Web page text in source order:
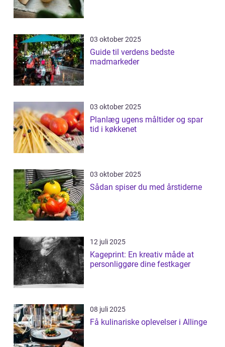
03 oktober 2025
Guide til verdens bedste
madmarkeder
03 oktober 2025
Planlæg ugens måltider og spar
tid i køkkenet
03 oktober 2025
Sådan spiser du med årstiderne
12 juli 2025
Kageprint: En kreativ måde at
personliggøre dine festkager
08 juli 2025
Få kulinariske oplevelser i Allinge